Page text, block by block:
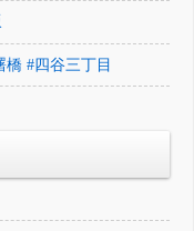
#四谷三丁目